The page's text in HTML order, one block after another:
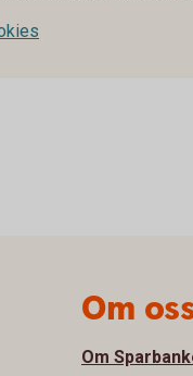
Om
Om